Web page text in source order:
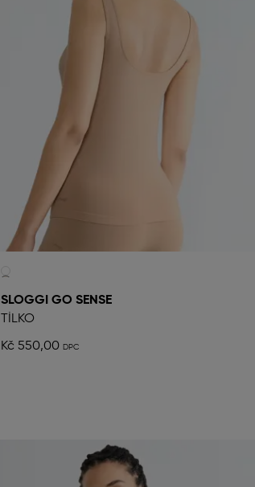
SLOGGI GO SENSE
TÍLKO
Kč 550,00